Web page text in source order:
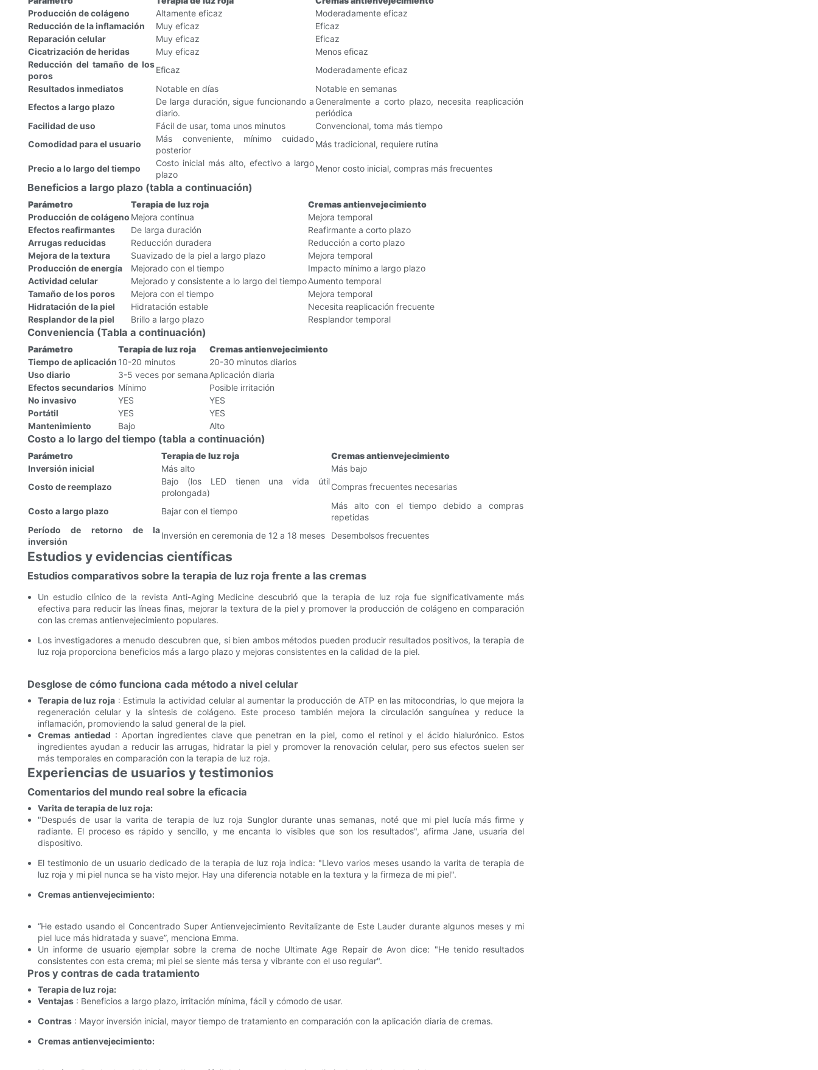
Producción de colágeno
Altamente eficaz
Moderadamente eficaz
Reducción de la inflamación
Muy eficaz
Eficaz
Reparación celular
Muy eficaz
Eficaz
Cicatrización de heridas
Muy eficaz
Menos eficaz
Reducción del tamaño de los
poros
Eficaz
Moderadamente eficaz
Resultados inmediatos
Notable en días
Notable en semanas
Efectos a largo plazo
De larga duración, sigue funcionando a
diario.
Generalmente a corto plazo, necesita reaplicación
periódica
Facilidad de uso
Fácil de usar, toma unos minutos
Convencional, toma más tiempo
Comodidad para el usuario
Más conveniente, mínimo cuidado
posterior
Más tradicional, requiere rutina
Precio a lo largo del tiempo
Costo inicial más alto, efectivo a largo
plazo
Menor costo inicial, compras más frecuentes
Beneficios a largo plazo (tabla a continuación)
Parámetro Terapia de luz roja
Cremas antienvejecimiento
Producción de colágeno Mejora continua
Mejora temporal
Efectos reafirmantes
De larga duración
Reafirmante a corto plazo
Arrugas reducidas
Reducción duradera
Reducción a corto plazo
Mejora de la textura
Suavizado de la piel a largo plazo
Mejora temporal
Producción de energía
Mejorado con el tiempo
Impacto mínimo a largo plazo
Actividad celular
Mejorado y consistente a lo largo del tiempoAumento temporal
Tamaño de los poros
Mejora con el tiempo
Mejora temporal
Hidratación de la piel
Hidratación estable
Necesita reaplicación frecuente
Resplandor de la piel
Brillo a largo plazo Resplandor temporal
Conveniencia (Tabla a continuación)
Parámetro Terapia de luz roja
Cremas antienvejecimiento
Tiempo de aplicación 10-20 minutos
20-30 minutos diarios
Uso diario
3-5 veces por semana Aplicación diaria
Efectos secundarios Mínimo
Posible irritación
No invasivo
YES
YES
Portátil
YES
YES
Mantenimiento
Bajo Alto
Costo a lo largo del tiempo (tabla a continuación)
Parámetro Terapia de luz roja
Cremas antienvejecimiento
Inversión inicial
Más alto
Más bajo
Costo de reemplazo
Bajo (los LED tienen una vida útil
prolongada)
Compras frecuentes necesarias
Costo a largo plazo Bajar con el tiempo
Más alto con el tiempo debido a compras
repetidas
Período de retorno de la
inversión
Inversión en ceremonia de 12 a 18 meses Desembolsos frecuentes
Estudios y evidencias científicas
Estudios comparativos sobre la terapia de luz roja frente a las cremas
Un estudio clínico de la revista Anti-Aging Medicine descubrió que la terapia de luz roja fue significativamente más
efectiva para reducir las líneas finas, mejorar la textura de la piel y promover la producción de colágeno en comparación
con las cremas antienvejecimiento populares.
Los investigadores a menudo descubren que, si bien ambos métodos pueden producir resultados positivos, la terapia de
luz roja proporciona beneficios más a largo plazo y mejoras consistentes en la calidad de la piel.
Desglose de cómo funciona cada método a nivel celular
Terapia de luz roja: Estimula la actividad celular al aumentar la producción de ATP en las mitocondrias, lo que mejora la
regeneración celular y la síntesis de colágeno. Este proceso también mejora la circulación sanguínea y reduce la
inflamación, promoviendo la salud general de la piel.
Cremas antiedad : Aportan ingredientes clave que penetran en la piel, como el retinol y el ácido hialurónico. Estos
ingredientes ayudan a reducir las arrugas, hidratar la piel y promover la renovación celular, pero sus efectos suelen ser
más temporales en comparación con la terapia de luz roja.
Experiencias de usuarios y testimonios
Comentarios del mundo real sobre la eficacia
Varita de terapia de luz roja:
"Después de usar la varita de terapia de luz roja Sunglor durante unas semanas, noté que mi piel lucía más firme y
radiante. El proceso es rápido y sencillo, y me encanta lo visibles que son los resultados", afirma Jane, usuaria del
dispositivo.
El testimonio de un usuario dedicado de la terapia de luz roja indica: "Llevo varios meses usando la varita de terapia de
luz roja y mi piel nunca se ha visto mejor. Hay una diferencia notable en la textura y la firmeza de mi piel".
Cremas antienvejecimiento:
“He estado usando el Concentrado Super Antienvejecimiento Revitalizante de Este Lauder durante algunos meses y mi
piel luce más hidratada y suave”, menciona Emma.
Un informe de usuario ejemplar sobre la crema de noche Ultimate Age Repair de Avon dice: "He tenido resultados
consistentes con esta crema; mi piel se siente más tersa y vibrante con el uso regular".
Pros y contras de cada tratamiento
Terapia de luz roja:
Ventajas: Beneficios a largo plazo, irritación mínima, fácil y cómodo de usar.
Contras: Mayor inversión inicial, mayor tiempo de tratamiento en comparación con la aplicación diaria de cremas.
Cremas antienvejecimiento: